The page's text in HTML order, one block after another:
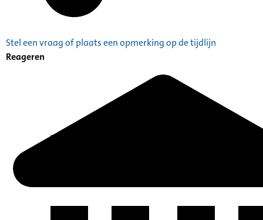
Stel een vraag of plaats een opmerking op de tijdlijn
Reageren